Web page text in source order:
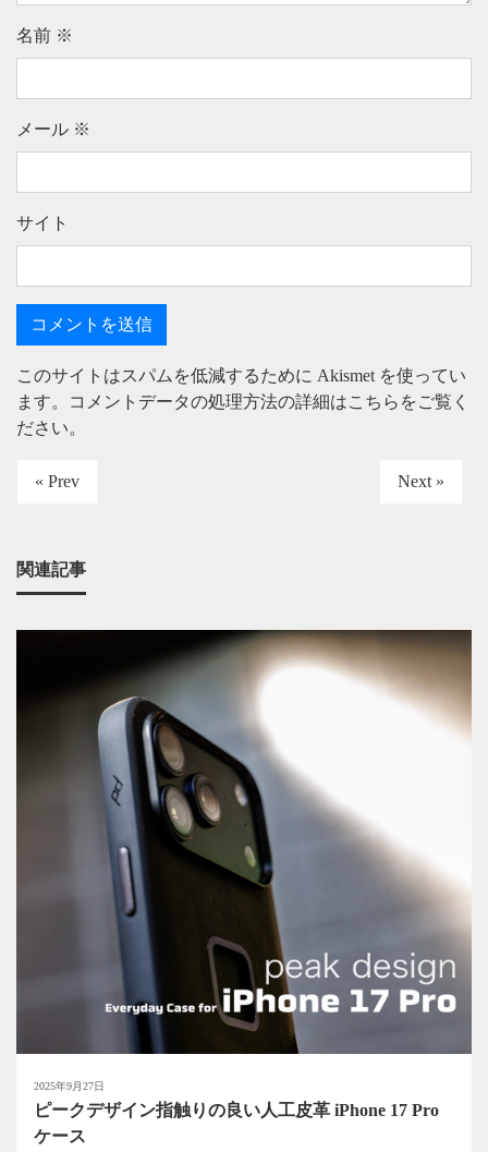
名前 ※
メール ※
サイト
このサイトはスパムを低減するために Akismet を使ってい
ます。
コメントデータの処理方法の詳細はこちらをご覧く
ださい。
« Prev Next »
関連記事
2025年9月27日
ピークデザイン指触りの良い人工皮革 iPhone 17 Pro
ケース